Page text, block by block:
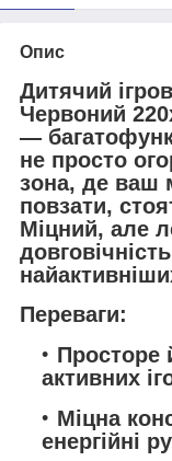
Опис
Дитячий
Червоний
—
не просто
зона, де ваш
повзати,
Міцний, але
Переваги:
Просторе
активних
Міцна
енергійні